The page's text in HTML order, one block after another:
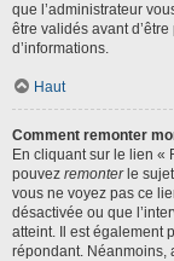
que l’administrateur
être validés avant
d’informations.
Haut
Comment remonter
En cliquant sur le lien «
pouvez remonterle sujet
vous ne voyez pas ce
désactivée ou que
atteint. Il est également
répondant. Néanmoins,